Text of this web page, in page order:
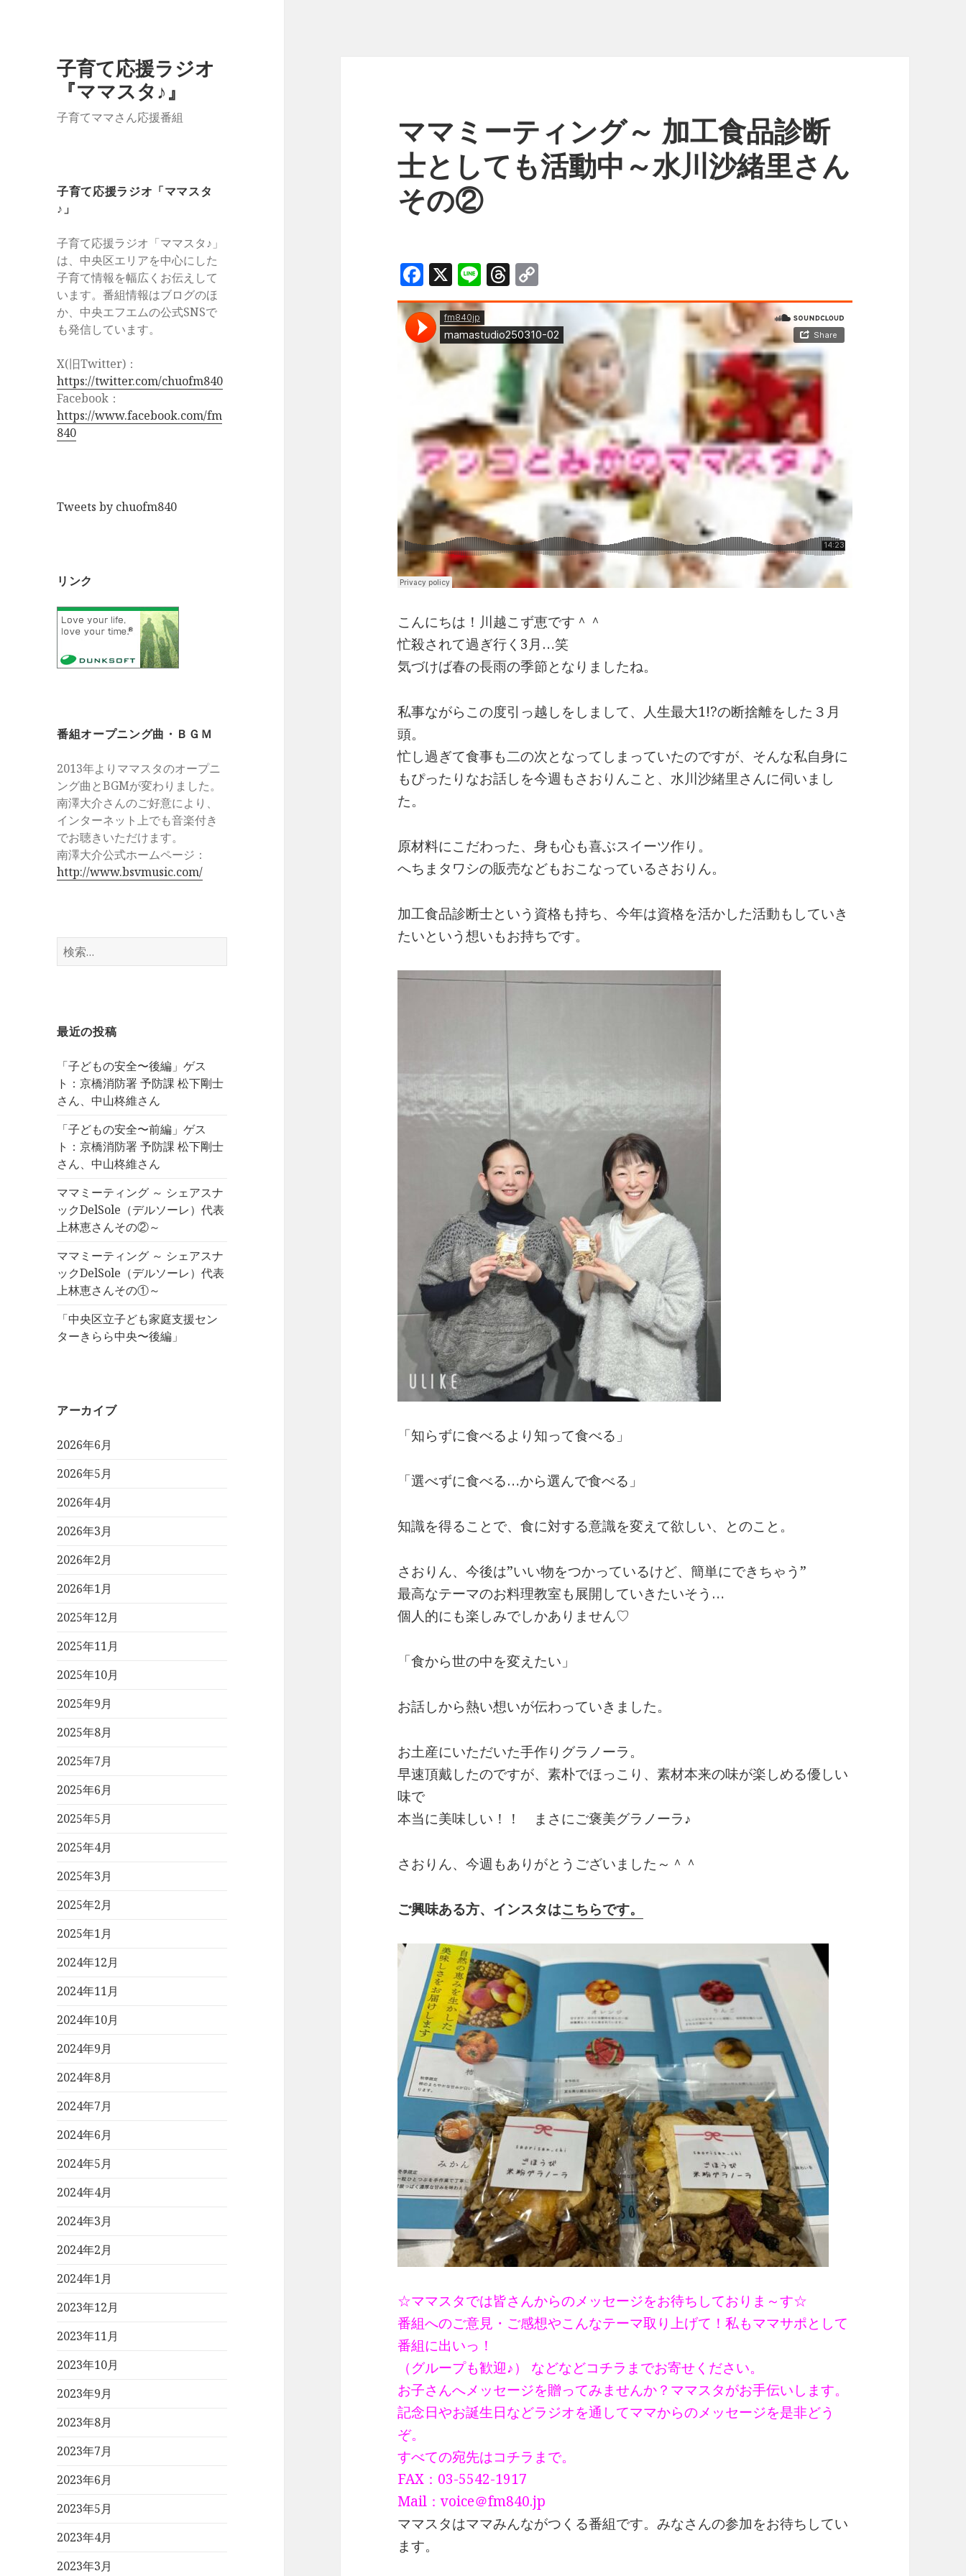
子育て応援ラジオ
『ママスタ♪』
子育てママさん応援番組
子育て応援ラジオ「ママスタ
♪」
子育て応援ラジオ「ママスタ♪」
は、中央区エリアを中心にした
子育て情報を幅広くお伝えして
います。番組情報はブログのほ
か、中央エフエムの公式SNSで
も発信しています。
X(旧Twitter)：
https://twitter.com/chuofm840
Facebook：
https://www.facebook.com/fm
840
Tweets by chuofm840
リンク
番組オープニング曲・ＢＧＭ
2013年よりママスタのオープニ
ング曲とBGMが変わりました。
南澤大介さんのご好意により、
インターネット上でも音楽付き
でお聴きいただけます。
南澤大介公式ホームページ：
http://www.bsvmusic.com/
検
索:
最近の投稿
「子どもの安全〜後編」ゲス
ト：京橋消防署 予防課 松下剛士
さん、中山柊維さん
「子どもの安全〜前編」ゲス
ト：京橋消防署 予防課 松下剛士
さん、中山柊維さん
ママミーティング ～ シェアスナ
ックDelSole（デルソーレ）代表
上林恵さんその②～
ママミーティング ～ シェアスナ
ックDelSole（デルソーレ）代表
上林恵さんその①～
「中央区立子ども家庭支援セン
ターきらら中央〜後編」
アーカイブ
2026年6月
2026年5月
2026年4月
2026年3月
2026年2月
2026年1月
2025年12月
2025年11月
2025年10月
2025年9月
2025年8月
2025年7月
2025年6月
2025年5月
2025年4月
2025年3月
2025年2月
2025年1月
2024年12月
2024年11月
2024年10月
2024年9月
2024年8月
2024年7月
2024年6月
2024年5月
2024年4月
2024年3月
2024年2月
2024年1月
2023年12月
2023年11月
2023年10月
2023年9月
2023年8月
2023年7月
2023年6月
2023年5月
2023年4月
2023年3月
ママミーティング～ 加工食品診断
士としても活動中～水川沙緒里さん
その②
F
a
c
e
b
o
k
X Li
n
e
T
h
r
e
a
d
s
o
p
y
Li
n
k
こんにちは！川越こず恵です＾＾
忙殺されて過ぎ行く3月…笑
気づけば春の長雨の季節となりましたね。
私事ながらこの度引っ越しをしまして、人生最大1!?の断捨離をした３月
頭。
忙し過ぎて食事も二の次となってしまっていたのですが、そんな私自身に
もぴったりなお話しを今週もさおりんこと、水川沙緒里さんに伺いまし
た。
原材料にこだわった、身も心も喜ぶスイーツ作り。
へちまタワシの販売などもおこなっているさおりん。
加工食品診断士という資格も持ち、今年は資格を活かした活動もしていき
たいという想いもお持ちです。
「知らずに食べるより知って食べる」
「選べずに食べる…から選んで食べる」
知識を得ることで、食に対する意識を変えて欲しい、とのこと。
さおりん、今後は”いい物をつかっているけど、簡単にできちゃう”
最高なテーマのお料理教室も展開していきたいそう…
個人的にも楽しみでしかありません♡
「食から世の中を変えたい」
お話しから熱い想いが伝わっていきました。
お土産にいただいた手作りグラノーラ。
早速頂戴したのですが、素朴でほっこり、素材本来の味が楽しめる優しい
味で
本当に美味しい！！ まさにご褒美グラノーラ♪
さおりん、今週もありがとうございました～＾＾
ご興味ある方、インスタはこちらです。
☆ママスタでは皆さんからのメッセージをお待ちしておりま～す☆
番組へのご意見・ご感想やこんなテーマ取り上げて！私もママサポとして
番組に出いっ！
（グループも歓迎♪） などなどコチラまでお寄せください。
お子さんへメッセージを贈ってみませんか？ママスタがお手伝いします。
記念日やお誕生日などラジオを通してママからのメッセージを是非どう
ぞ。
すべての宛先はコチラまで。
FAX：03-5542-1917
Mail：voice＠fm840.jp
ママスタはママみんながつくる番組です。みなさんの参加をお待ちしてい
ます。